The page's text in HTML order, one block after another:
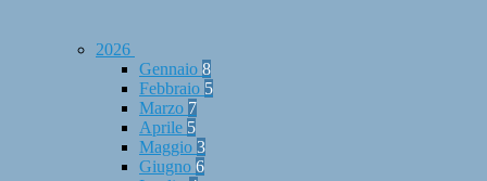
2026
Gennaio 8
Febbraio 5
Marzo 7
Aprile 5
Maggio 3
Giugno 6